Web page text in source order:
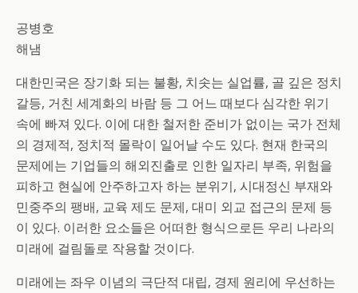
공병호
해냄
대한민국은 장기화 되는 불황, 치솟는 실업률, 골 깊은 정치
갈등, 거친 세계화의 바람 등 그 어느 때보다 심각한 위기
속에 빠져 있다. 이에 대한 철저한 준비가 없이는 국가 전체
의 경제적, 정치적 몰락이 일어날 수도 있다. 현재 한국의
문제에는 기업들의 해외진출로 인한 일자리 부족, 위험을
피하고 현실에 안주하고자 하는 분위기, 시대정신 부재와
민중주의 팽배, 교육 제도 문제, 대미 외교 접근의 문제 등
이 있다. 이러한 요소들은 어떠한 형식으로든 우리 나라의
미래에 걸림돌로 작용할 것이다.
미래에는 좌우 이념의 극단적 대립, 경제 원리에 우선하는